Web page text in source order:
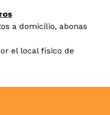
a domicilio, abonas
el local físico de